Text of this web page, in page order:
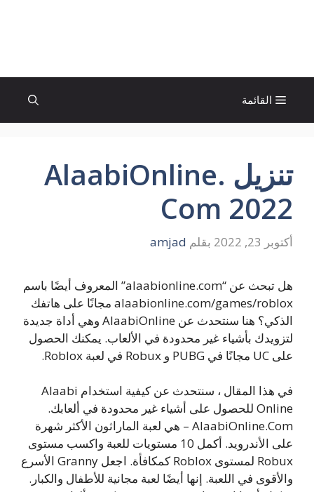
القائمة
تنزيل AlaabiOnline.
Com 2022
أكتوبر 23, 2022 بقلم amjad
هل تبحث عن “alaabionline.com” المعروف أيضًا باسم
alaabionline.com/games/roblox مجانًا على هاتفك
الذكي؟ هنا سنتحدث عن AlaabiOnline وهي أداة جديدة
لتزويدك بأشياء غير محدودة في الألعاب. يمكنك الحصول
على UC مجانًا في PUBG و Robux في لعبة Roblox.
في هذا المقال ، سنتحدث عن كيفية استخدام Alaabi
Online للحصول على أشياء غير محدودة في ألعابك.
AlaabiOnline.Com – هي لعبة الماراثون الأكثر شهرة
على الأندرويد. أكمل 10 مستويات للعبة واكسب مستوى
Robux لمستوى Roblox كمكافأة. اجعل Granny الأسرع
والأقوى في اللعبة. إنها أيضًا لعبة مجانية للأطفال والكبار.